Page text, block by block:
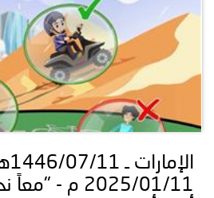
2025/01/11 م -